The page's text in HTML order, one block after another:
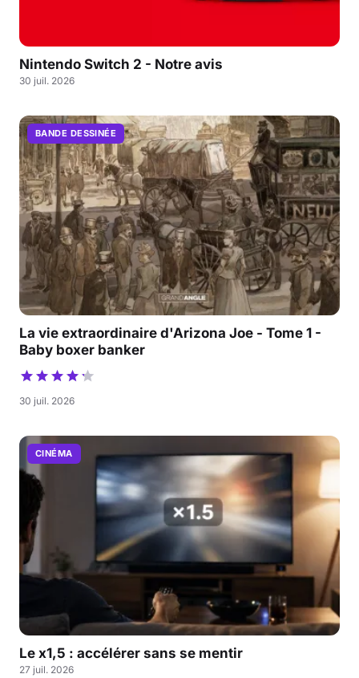
Nintendo Switch 2 - Notre avis
30 juil. 2026
BANDE DESSINÉE
La vie extraordinaire d'Arizona Joe - Tome 1 -
Baby boxer banker
30 juil. 2026
CINÉMA
Le x1,5 : accélérer sans se mentir
27 juil. 2026